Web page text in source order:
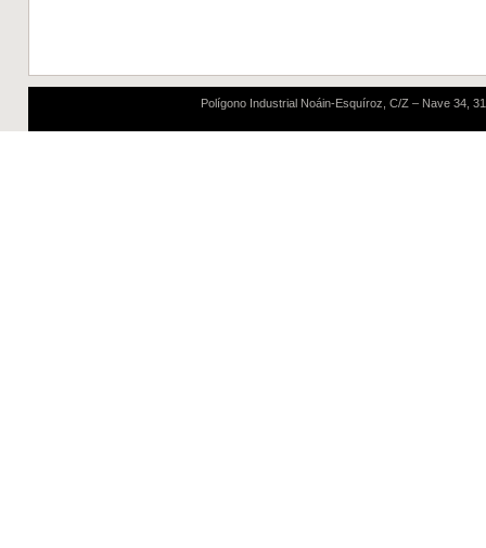
Polígono Industrial Noáin-Esquíroz, C/Z – Nave 34,